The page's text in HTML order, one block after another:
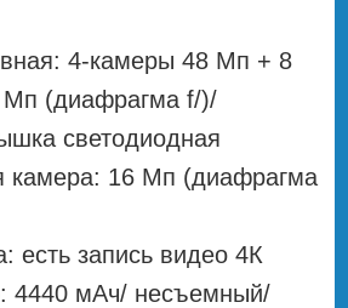
4-камеры 48 Мп + 8
(диафрагма f/)/
светодиодная
камера: 16 Мп (диафрагма
есть запись видео 4К
4440 мАч/ несъемный/